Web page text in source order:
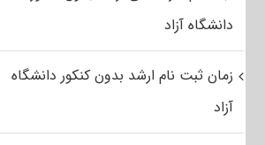
دانشگاه آزاد
زمان ثبت نام ارشد بدون کنکور دانشگاه
آزاد